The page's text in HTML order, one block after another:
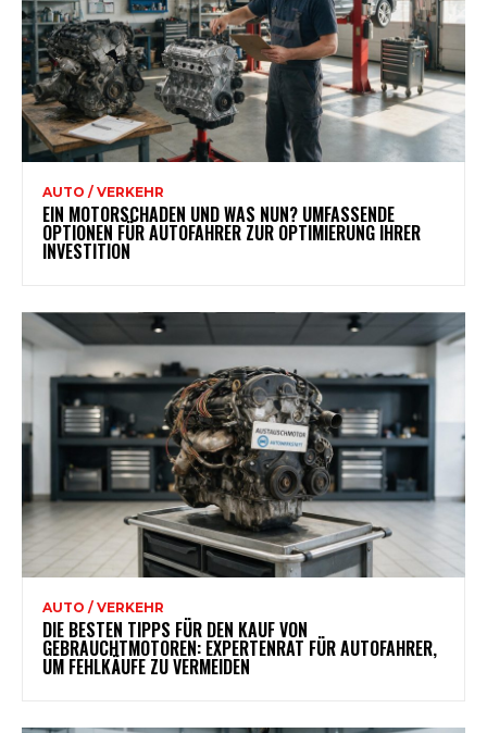
AUTO / VERKEHR
EIN MOTORSCHADEN UND WAS NUN? UMFASSENDE
OPTIONEN FÜR AUTOFAHRER ZUR OPTIMIERUNG IHRER
INVESTITION
AUTO / VERKEHR
DIE BESTEN TIPPS FÜR DEN KAUF VON
GEBRAUCHTMOTOREN: EXPERTENRAT FÜR AUTOFAHRER,
UM FEHLKÄUFE ZU VERMEIDEN